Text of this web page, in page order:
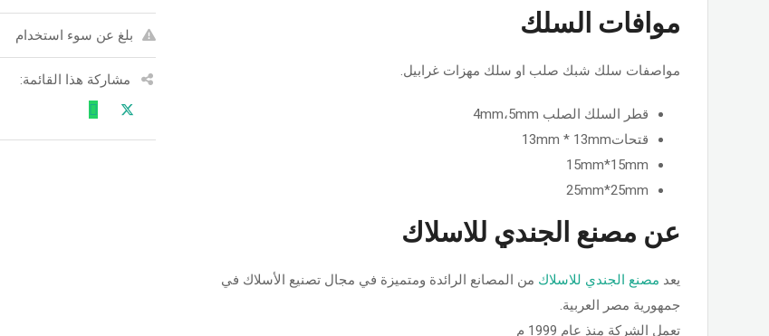
موافات السلك
مواصفات سلك شبك صلب او سلك مهزات غرابيل.
قطر السلك الصلب 4mm،5mm
قتحات13mm * 13mm
15mm*15mm
25mm*25mm
عن مصنع الجندي للاسلاك
يعد مصنع الجندي للاسلاك من المصانع الرائدة ومتميزة في مجال تصنيع الأسلاك في
جمهورية مصر العربية.
تعمل الشركة منذ عام 1999 م
بلغ عن سوء استخدام
مشاركة هذا القائمة: